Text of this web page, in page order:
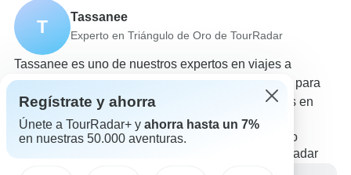
T Tassanee
Experto en Triángulo de Oro de TourRadar
Tassanee es uno de nuestros expertos en viajes a
Triángulo de Oro. ¡Ponte en contacto con nosotros para
responder a todas tus preguntas sobre los circuitos en
Triángulo de Oro!
Elige entre +1,174 circuitos en Triángulo de Oro
8,424 reseñas verificadas de clientes de TourRadar
Regístrate y ahorra
Únete a TourRadar+ y ahorra hasta un 7%
en nuestras 50.000 aventuras.